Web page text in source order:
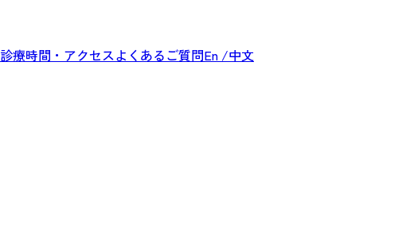
診療時間・アクセスよくあるご質問En /中文